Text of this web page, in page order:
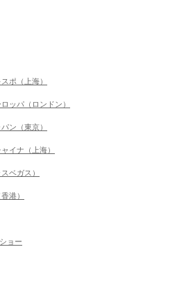
ポ（上海）
ッパ（ロンドン）
ン（東京）
イナ（上海）
ベガス）
港）
ョー